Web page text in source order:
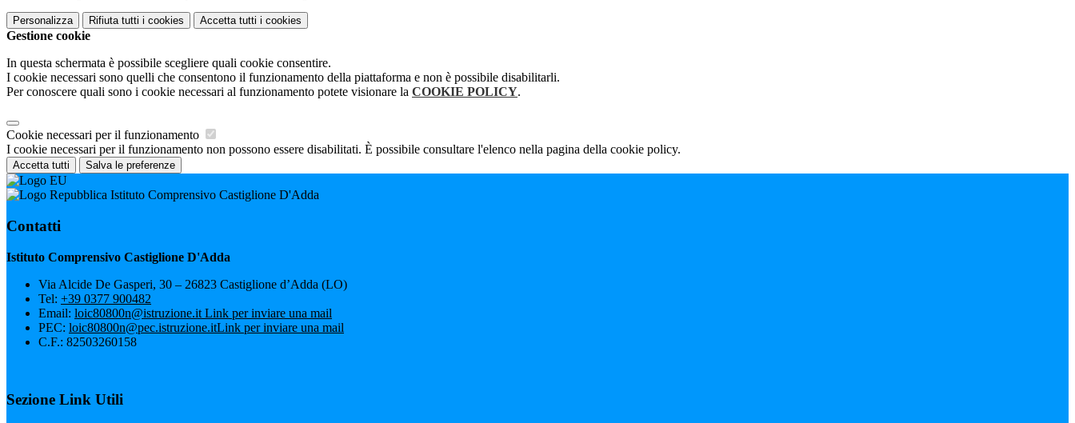
Personalizza Rifiuta tutti i cookies Accetta tutti i cookies
Gestione cookie
In questa schermata è possibile scegliere quali cookie consentire.
I cookie necessari sono quelli che consentono il funzionamento della piattaforma e non è possibile disabilitarli.
Per conoscere quali sono i cookie necessari al funzionamento potete visionare la COOKIE POLICY.
Cookie necessari per il funzionamento
I cookie necessari per il funzionamento non possono essere disabilitati. È possibile consultare l'elenco nella pagina della cookie policy.
Accetta tutti Salva le preferenze
Istituto Comprensivo Castiglione D'Adda
Contatti
Istituto Comprensivo Castiglione D'Adda
Via Alcide De Gasperi, 30 – 26823 Castiglione d’Adda (LO)
Tel: +39 0377 900482
Email: loic80800n@istruzione.it Link per inviare una mail
PEC: loic80800n@pec.istruzione.itLink per inviare una mail
C.F.: 82503260158
Sezione Link Utili